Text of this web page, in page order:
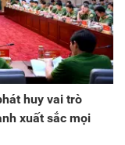
huy vai trò
xuất sắc mọi